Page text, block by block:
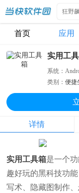
首页 应用
实用工
系统：
类别：便捷
详情
实用工具箱是一个
趣好玩的黑科技功
写术、隐藏图制作